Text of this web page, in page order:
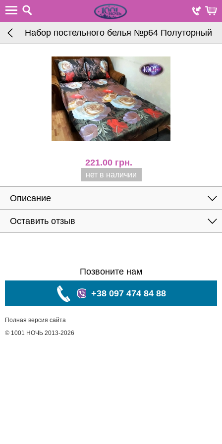
Набор постельного белья №р64 Полуторный
221.00 грн.
нет в наличии
Описание
Оставить отзыв
Позвоните нам
+38 097 474 84 88
Полная версия сайта
© 1001 НОЧЬ 2013-2026